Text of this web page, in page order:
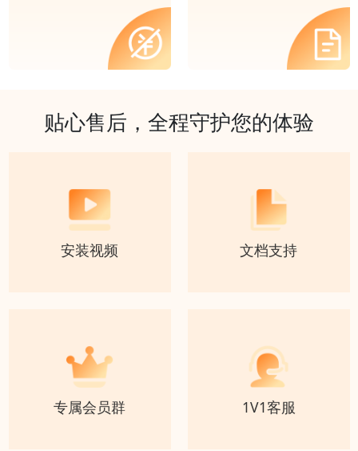
贴心售后，全程守护您的体验
安装视频 文档支持
专属会员群 1V1客服